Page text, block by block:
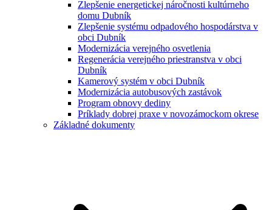
Zlepšenie energetickej náročnosti kultúrneho
domu Dubník
Zlepšenie systému odpadového hospodárstva v
obci Dubník
Modernizácia verejného osvetlenia
Regenerácia verejného priestranstva v obci
Dubník
Kamerový systém v obci Dubník
Modernizácia autobusových zastávok
Program obnovy dediny
Príklady dobrej praxe v novozámockom okrese
Základné dokumenty